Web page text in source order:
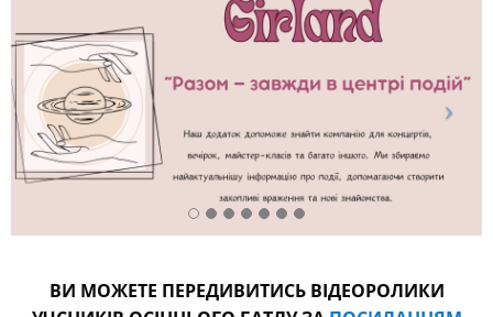
ВИ МОЖЕТЕ ПЕРЕДИВИТИСЬ ВІДЕОРОЛИКИ